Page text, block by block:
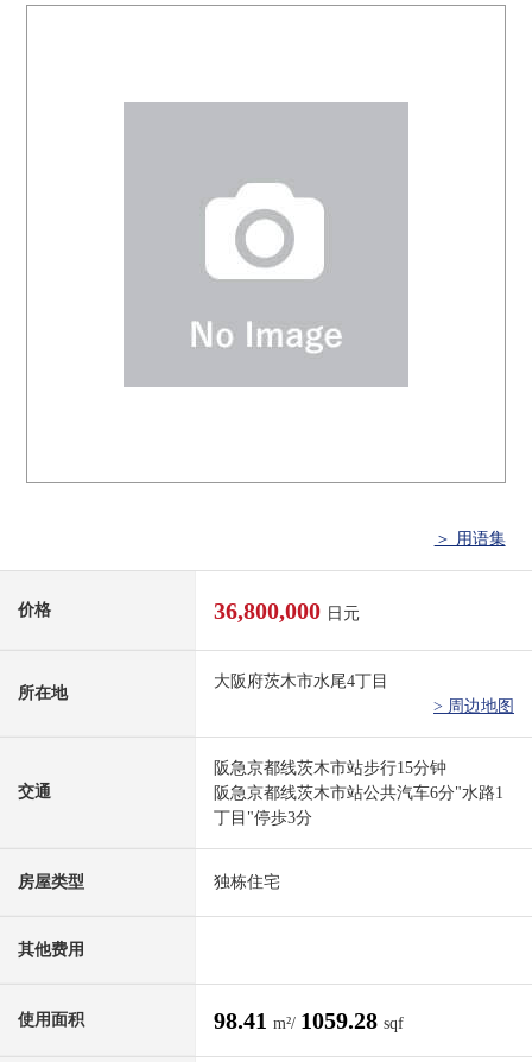
＞ 用语集
价格 36,800,000 日元
所在地
大阪府茨木市水尾4丁目
> 周边地图
交通
阪急京都线茨木市站步行15分钟
阪急京都线茨木市站公共汽车6分"水路1
丁目"停歩3分
房屋类型 独栋住宅
其他费用
使用面积 98.41 m²/ 1059.28 sqf